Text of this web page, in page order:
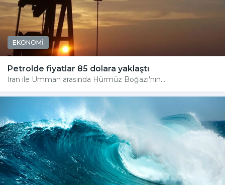
EKONOMİ
Petrolde fiyatlar 85 dolara yaklaştı
İran ile Umman arasında Hürmüz Boğazı'nın...